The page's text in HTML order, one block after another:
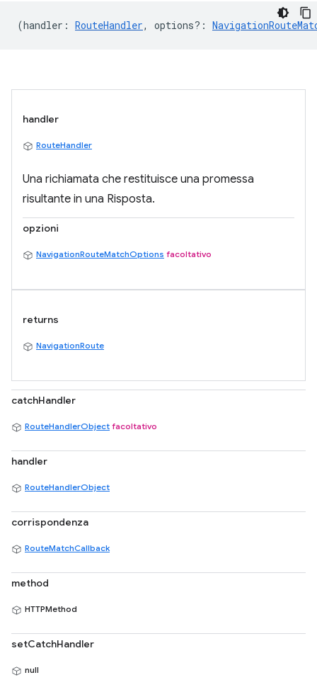
(handler : RouteHandler, options? :
handler
RouteHandler
Una richiamata che restituisce una promessa
risultante in una Risposta.
opzioni
NavigationRouteMatchOptions facoltativo
returns
NavigationRoute
catchHandler
RouteHandlerObject facoltativo
handler
RouteHandlerObject
corrispondenza
RouteMatchCallback
method
HTTPMethod
setCatchHandler
null